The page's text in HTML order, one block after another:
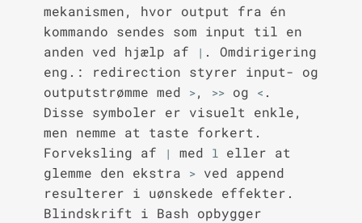
mekanismen, hvor output fra én
kommando sendes som input til en
anden ved hjælp af
| . Omdirigering
eng.: redirection styrer input- og
outputstrømme med
>, >>og < .
Disse symboler er visuelt enkle,
men nemme at taste forkert.
Forveksling af
| med l
eller at
glemme den ekstra
>ved append
resulterer i uønskede effekter.
Blindskrift i Bash opbygger